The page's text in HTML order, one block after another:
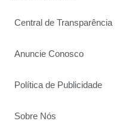
Central de Transparência
Anuncie Conosco
Política de Publicidade
Sobre Nós